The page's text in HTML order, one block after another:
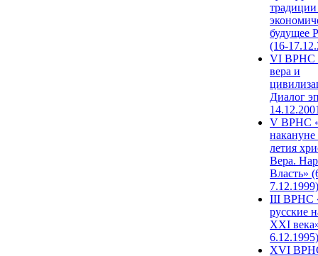
будущее
(16-
VI ВРНС
вера и
Диалог
V ВРНС
накануне
летия
Вера.
Власть»
7.12.1999)
III ВРНС
русские
XXI
6.12.1995)
XVI